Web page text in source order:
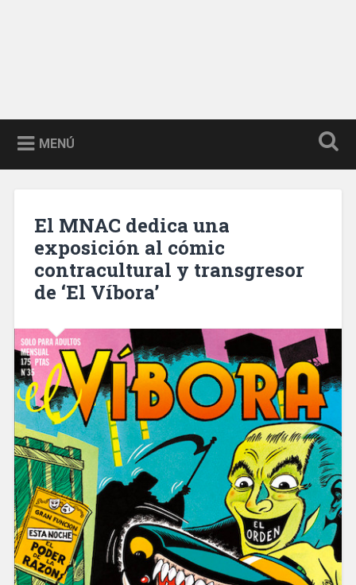
MENÚ
El MNAC dedica una
exposición al cómic
contracultural y transgresor
de ‘El Víbora’